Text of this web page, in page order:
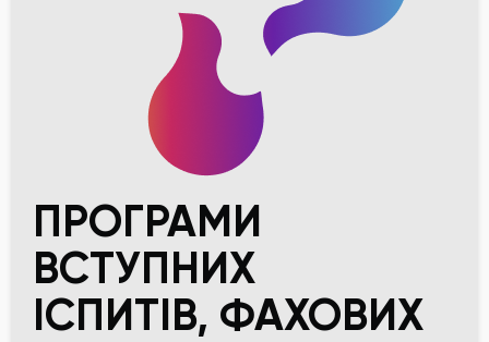
ПРОГРАМИ
ВСТУПНИХ
ІСПИТІВ, ФАХОВИХ